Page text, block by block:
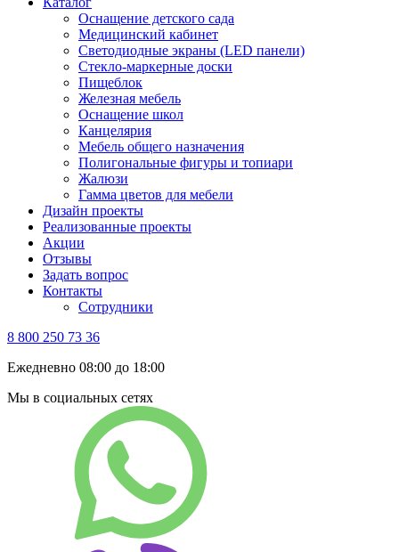
Оснащение детского сада
Медицинский кабинет
Светодиодные экраны (LED панели)
Стекло-маркерные доски
Пищеблок
Железная мебель
Оснащение школ
Канцелярия
Мебель общего назначения
Полигональные фигуры и топиари
Жалюзи
Гамма цветов для мебели
Дизайн проекты
Реализованные проекты
Акции
Отзывы
Задать вопрос
Контакты
Сотрудники
8 800 250 73 36
Ежедневно 08:00 до 18:00
Мы в социальных сетях